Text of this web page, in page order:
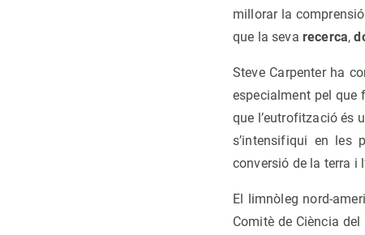
millorar la
que la seva recerca,
Steve Carpenter ha
especialment pel que
que l’eutrofització és
s’intensifiqui en les
conversió de la terra i
El limnòleg nord-
Comitè de Ciència del